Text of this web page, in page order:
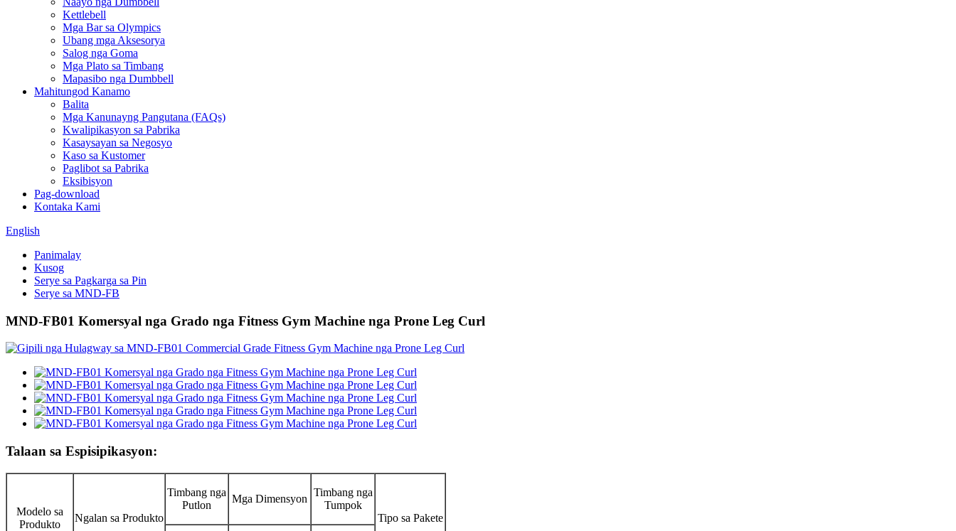
Kettlebell
Mga Bar sa Olympics
Ubang mga Aksesorya
Salog nga Goma
Mga Plato sa Timbang
Mapasibo nga Dumbbell
Mahitungod Kanamo
Balita
Mga Kanunayng Pangutana (FAQs)
Kwalipikasyon sa Pabrika
Kasaysayan sa Negosyo
Kaso sa Kustomer
Paglibot sa Pabrika
Eksibisyon
Pag-download
Kontaka Kami
English
Panimalay
Kusog
Serye sa Pagkarga sa Pin
Serye sa MND-FB
MND-FB01 Komersyal nga Grado nga Fitness Gym Machine nga Prone Leg Curl
Talaan sa Espisipikasyon:
Modelo sa
Produkto
Ngalan sa Produkto
Timbang nga
Putlon
Mga Dimensyon
Timbang nga
Tumpok
Tipo sa Pakete